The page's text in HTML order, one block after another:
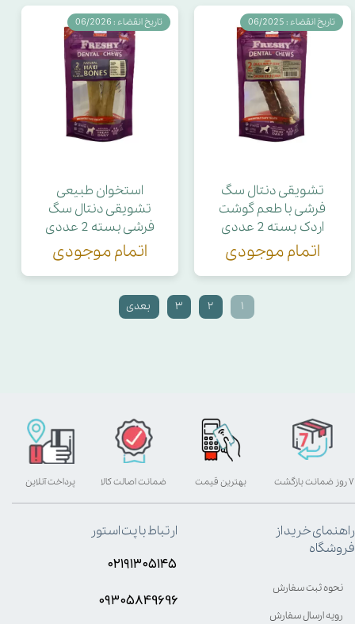
تشویقی دنتال سگ
فرشی با طعم گوشت
اردک بسته 2 عددی
اتمام موجودی
تاریخ انقضاء : 06/2025
استخوان طبیعی
تشویقی دنتال سگ
فرشی بسته 2 عددی
اتمام موجودی
تاریخ انقضاء : 06/2026
۱ ۲ ۳ بعدی
بهترین قیمت پرداخت آنلاین ۷ روز ضمانت بازگشت ضمانت اصالت کالا
راهنمای خرید از
فروشگاه
نحوه ثبت سفارش
رویه ارسال سفارش
ارتباط با پت استور
۰۲۱۹۱۳۰۵۱۴۵
۰۹۳۰۵8۴9696